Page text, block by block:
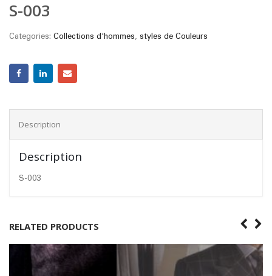
S-003
Categories: Collections d'hommes, styles de Couleurs
Description
Description
S-003
RELATED PRODUCTS